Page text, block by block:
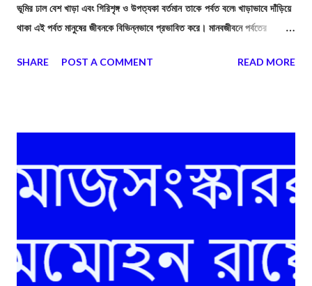
ভূমির ঢাল বেশ খাড়া এবং গিরিশৃঙ্গ ও উপত্যকা বর্তমান তাকে পর্বত বলে৷ খাড়াভাবে দাঁড়িয়ে
থাকা এই পর্বত মানুষের জীবনকে বিভিন্নভাবে প্রভাবিত করে। মানবজীবনে পর্বতের
SHARE POST A COMMENT READ MORE